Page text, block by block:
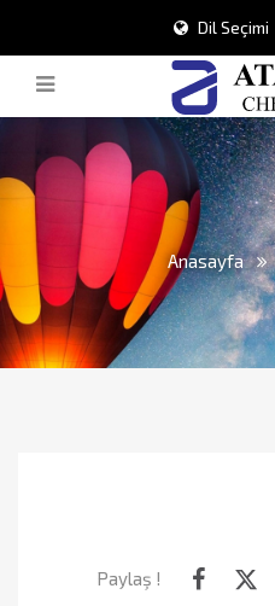
Dil Seçimi
Anasayfa
Paylaş !